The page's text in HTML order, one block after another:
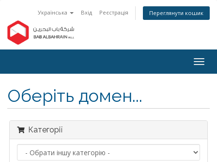
Українська Вхід Реєстрація Переглянути кошик
Оберіть домен...
Категорії